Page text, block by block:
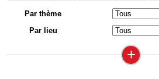
Par thème
Par lieu
+